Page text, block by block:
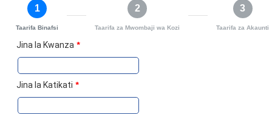
1
Taarifa Binafsi
2
Taarifa za Mwombaji wa Kozi
3
Taarifa za Akaunti
Jina la Kwanza *
Jina la Katikati *